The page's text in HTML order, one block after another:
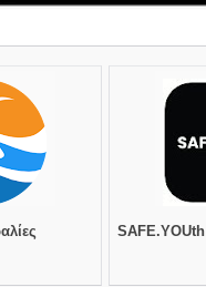
SAFE.YOUth